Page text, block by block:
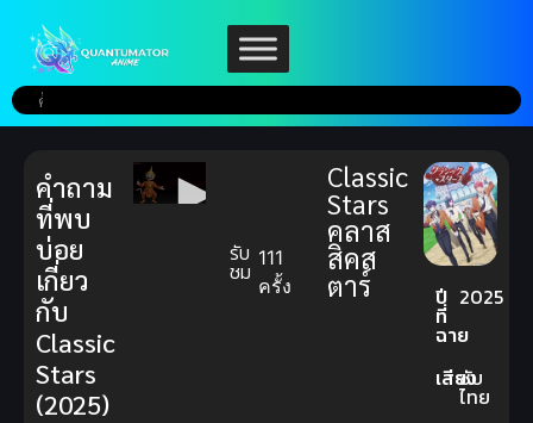
รับ
ชม 111
ครั้ง
Classic
Stars
คลาส
สิคส
ตาร์ ปี
ที่
ฉาย
2025
เสียง
ซับ
ไทย
คำถาม
ที่พบ
บ่อย
เกี่ยว
กับ
Classic
Stars
(2025)